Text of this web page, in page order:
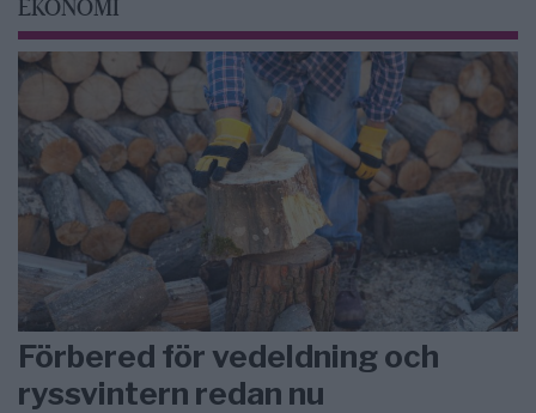
EKONOMI
Förbered för vedeldning och
ryssvintern redan nu